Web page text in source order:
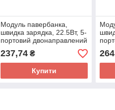
Модуль павербанка,
швидка зарядка, 22.5Вт, 5-
портовий двонаправлений
модуль, QC4+PD3.0,
AFC/FCP/SCP/PE1.1
237,74₴
Купити